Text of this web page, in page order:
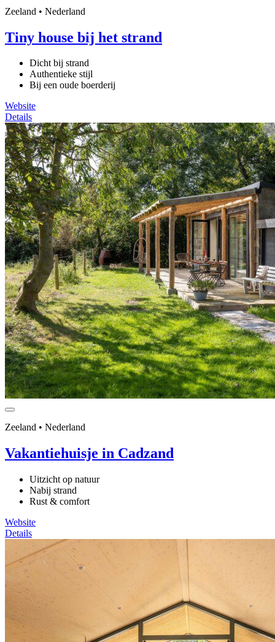
Zeeland • Nederland
Tiny house bij het strand
Dicht bij strand
Authentieke stijl
Bij een oude boerderij
Website
Details
Zeeland • Nederland
Vakantiehuisje in Cadzand
Uitzicht op natuur
Nabij strand
Rust & comfort
Website
Details